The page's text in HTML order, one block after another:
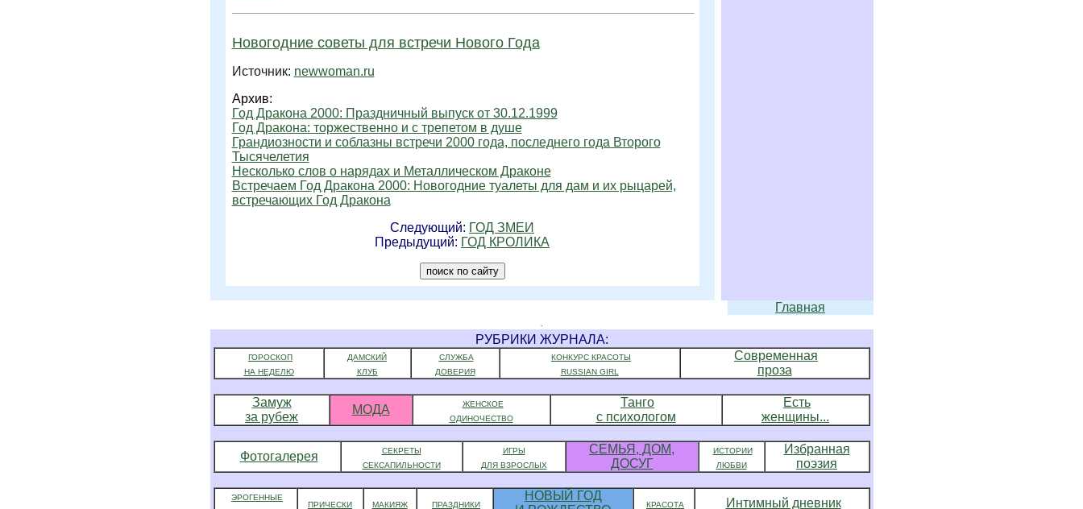
Новогодние советы для встречи Нового Года
Источник: newwoman.ru
Архив:
Год Дракона 2000: Праздничный выпуск от 30.12.1999
Год Дракона: торжественно и с трепетом в душе
Грандиозности и соблазны встречи 2000 года, последнего года Второго
Тысячелетия
Несколько слов о нарядах и Металлическом Драконе
Встречаем Год Дракона 2000: Новогодние туалеты для дам и их рыцарей,
встречающих Год Дракона
Следующий: ГОД ЗМЕИ
Предыдущий: ГОД КРОЛИКА
Главная
РУБРИКИ ЖУРНАЛА:
ГОРОСКОП
НА НЕДЕЛЮ
ДАМСКИЙ
КЛУБ
СЛУЖБА
ДОВЕРИЯ
КОНКУРС КРАСОТЫ
RUSSIAN GIRL
Современная
проза
.
Замуж
за рубеж
МОДА
ЖЕНСКОЕ
ОДИНОЧЕСТВО
Танго
с психологом
Есть
женщины...
.
Фотогалерея
СЕКРЕТЫ
СЕКСАПИЛЬНОСТИ
ИГРЫ
ДЛЯ ВЗРОСЛЫХ
СЕМЬЯ, ДОМ,
ДОСУГ
ИСТОРИИ
ЛЮБВИ
Избранная
поэзия
.
ЭРОГЕННЫЕ
ПРИЧЕСКИ МАКИЯЖ ПРАЗДНИКИ
НОВЫЙ ГОД
КРАСОТА Интимный дневник